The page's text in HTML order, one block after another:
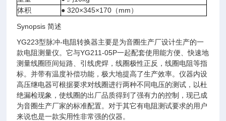
体积
● 320×345×170（mm）
Synopsis 简述
YG223型脉冲-电阻转换器主要是为音圈生产厂设计生产的一
款电阻测量仪。它与YG211-05P一起配套使用能方便、快速地
测量线圈匝间短路、引线虎焊，线圈极性正反，线圈电阻等指
标。并带有温度补偿功能，极大地提高了生产效率。仪器内设
高压继电器可根据要求对线圈进行两种不同电压的测试，以杜
绝漏检现象，使线圈的出厂品质得到了强有力的控制，现已成
为音圈生产厂家的标准配置。对于其它有电阻测试要求的用户
来说也是一款实用性非常强的仪器。